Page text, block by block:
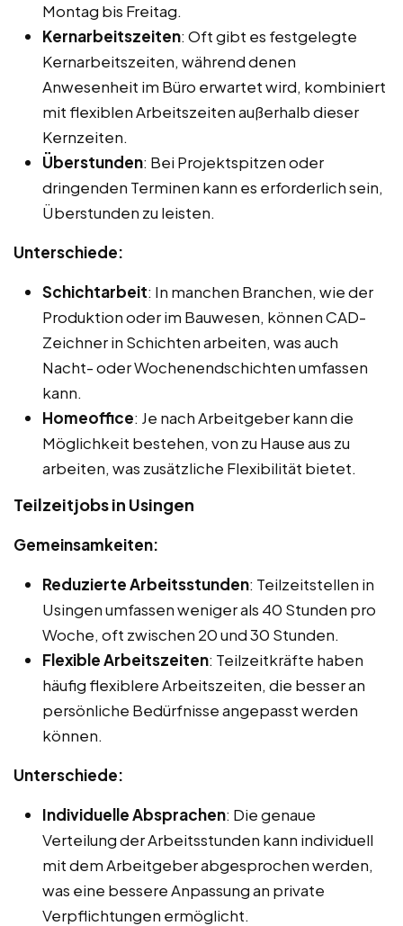
Montag bis Freitag.
Kernarbeitszeiten: Oft gibt es festgelegte
Kernarbeitszeiten, während denen
Anwesenheit im Büro erwartet wird, kombiniert
mit flexiblen Arbeitszeiten außerhalb dieser
Kernzeiten.
Überstunden: Bei Projektspitzen oder
dringenden Terminen kann es erforderlich sein,
Überstunden zu leisten.
Unterschiede:
Schichtarbeit: In manchen Branchen, wie der
Produktion oder im Bauwesen, können CAD-
Zeichner in Schichten arbeiten, was auch
Nacht- oder Wochenendschichten umfassen
kann.
Homeoffice: Je nach Arbeitgeber kann die
Möglichkeit bestehen, von zu Hause aus zu
arbeiten, was zusätzliche Flexibilität bietet.
Teilzeitjobs in Usingen
Gemeinsamkeiten:
Reduzierte Arbeitsstunden: Teilzeitstellen in
Usingen umfassen weniger als 40 Stunden pro
Woche, oft zwischen 20 und 30 Stunden.
Flexible Arbeitszeiten: Teilzeitkräfte haben
häufig flexiblere Arbeitszeiten, die besser an
persönliche Bedürfnisse angepasst werden
können.
Unterschiede:
Individuelle Absprachen: Die genaue
Verteilung der Arbeitsstunden kann individuell
mit dem Arbeitgeber abgesprochen werden,
was eine bessere Anpassung an private
Verpflichtungen ermöglicht.